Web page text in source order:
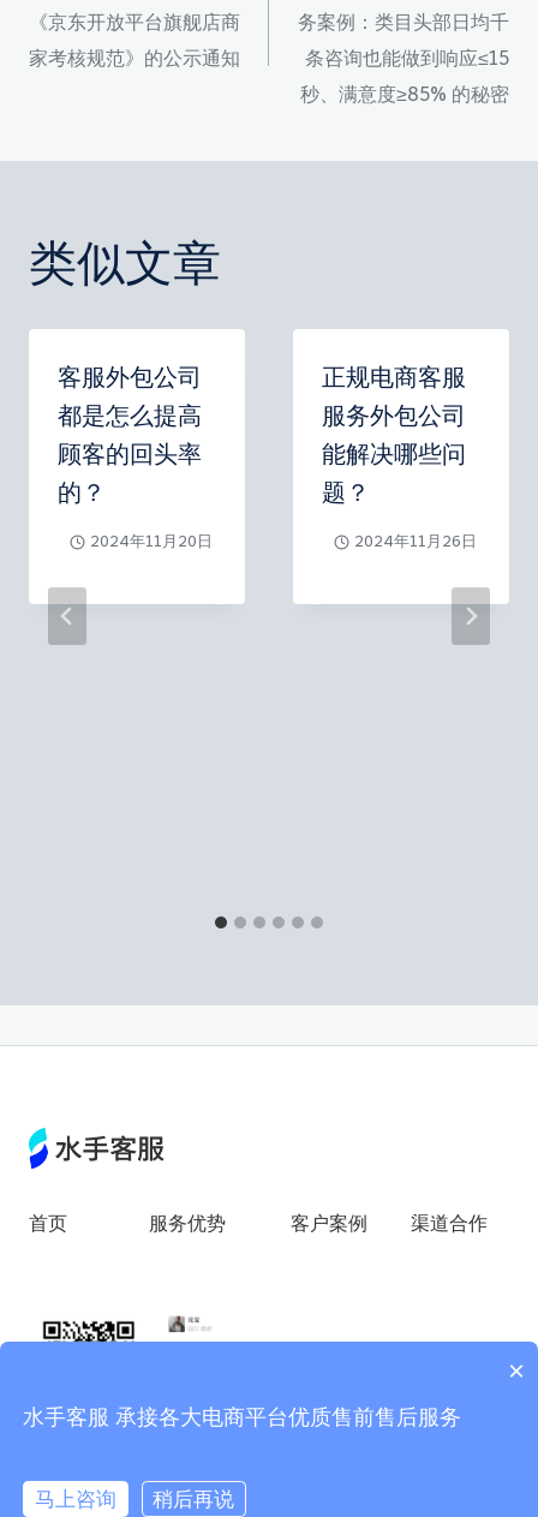
章
航
《京东开放平台旗舰店商
家考核规范》的公示通知
务案例：类目头部日均千
条咨询也能做到响应≤15
秒、满意度≥85% 的秘密
类似文章
客服外包公司
都是怎么提高
顾客的回头率
的？
2024年11月20日
正规电商客服
服务外包公司
能解决哪些问
题？
2024年11月26日
首页 服务优势 客户案例 渠道合作
© 成都西阿爱木网络科技有限公司
×
水手客服 承接各大电商平台优质售前售后服务
马上咨询 稍后再说